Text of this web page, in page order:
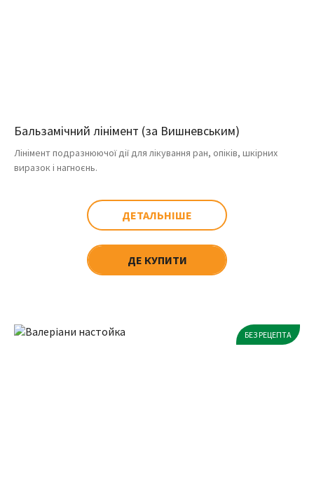
Бальзамічний лінімент (за Вишневським)
Лінімент подразнюючої дії для лікування ран, опіків, шкірних
виразок і нагноєнь.
ДЕТАЛЬНІШЕ
ДЕ КУПИТИ
БЕЗ РЕЦЕПТА